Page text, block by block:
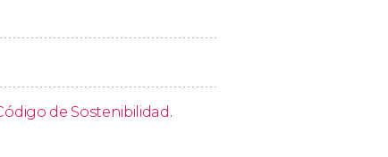
bordear laCosta Amalfitana
salpicados del intenso tono
a Nápoles, donde
de Sostenibilidad .